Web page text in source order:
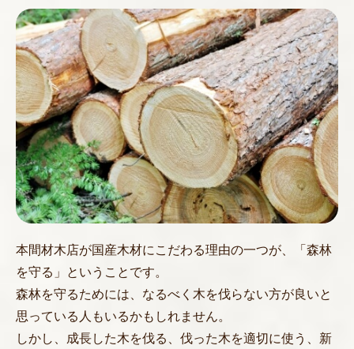
本間材木店が国産木材にこだわる理由の一つが、「森林
を守る」ということです。
森林を守るためには、なるべく木を伐らない方が良いと
思っている人もいるかもしれません。
しかし、成長した木を伐る、伐った木を適切に使う、新